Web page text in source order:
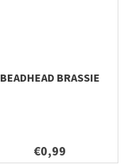
BEADHEAD BRASSIE
€0,99